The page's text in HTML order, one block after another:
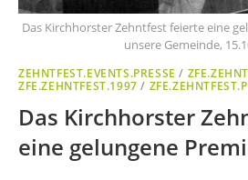
Das Kirchhorster Zehntfest feierte eine
unsere Gemeinde,
ZEHNTFEST.EVENTS.PRESSE /
ZFE.ZEHNTFEST.1997 /
Das Kirchhorster
eine gelungene